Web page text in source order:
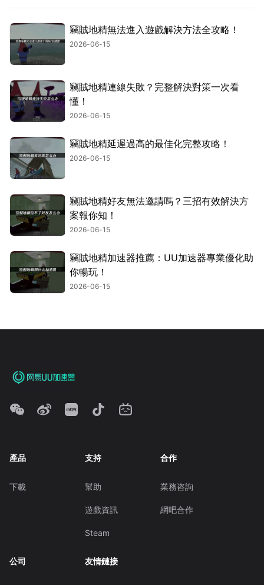
竊賊地精無法進入遊戲解決方法全攻略！
2026-06-15
竊賊地精連線失敗？完整解決對策一次看
懂！
2026-06-15
竊賊地精延遲過高的最佳化完整攻略！
2026-06-15
竊賊地精好友無法邀請嗎？三招有效解決方
案報你知！
2026-06-15
竊賊地精加速器推薦：UU加速器專業優化助
你暢玩！
2026-06-15
產品
下載
支持
幫助
遊戲資訊
Steam
合作
業務咨詢
網吧合作
公司 友情鏈接